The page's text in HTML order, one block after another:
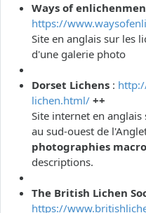
Ways of
https://
Site en anglais sur les
d'une galerie photo
Dorset Lichens :
lichen.html/ ++
Site internet en
au sud-ouest de
photographies
descriptions.
The British Lichen
https://